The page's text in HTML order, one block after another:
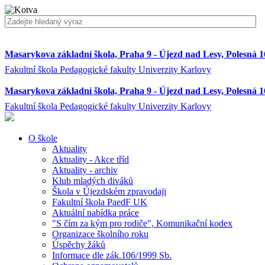
Masarykova základní škola, Praha 9 - Újezd nad Lesy, Polesná
Fakultní škola Pedagogické fakulty Univerzity Karlovy
Masarykova základní škola, Praha 9 - Újezd nad Lesy, Polesná
Fakultní škola Pedagogické fakulty Univerzity Karlovy
O škole
Aktuality
Aktuality - Akce tříd
Aktuality - archiv
Klub mladých diváků
Škola v Újezdském zpravodaji
Fakultní škola PaedF UK
Aktuální nabídka práce
"S čím za kým pro rodiče", Komunikační kodex
Organizace školního roku
Úspěchy žáků
Informace dle zák.106/1999 Sb.